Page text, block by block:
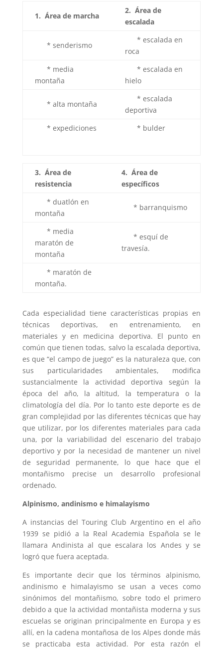
1. Área de marcha
2. Área de
escalada
* senderismo
* escalada en
roca
* media
montaña
* escalada en
hielo
* alta montaña
* escalada
deportiva
* expediciones
* bulder
3. Área de
resistencia
4. Área de
específicos
* duatlón en
montaña
* barranquismo
* media
maratón de
montaña
* esquí de
travesía.
* maratón de
montaña.
Cada especialidad tiene características propias en
técnicas deportivas, en entrenamiento, en
materiales y en medicina deportiva. El punto en
común que tienen todas, salvo la escalada deportiva,
es que “el campo de juego” es la naturaleza que, con
sus particularidades ambientales, modifica
sustancialmente la actividad deportiva según la
época del año, la altitud, la temperatura o la
climatología del día. Por lo tanto este deporte es de
gran complejidad por las diferentes técnicas que hay
que utilizar, por los diferentes materiales para cada
una, por la variabilidad del escenario del trabajo
deportivo y por la necesidad de mantener un nivel
de seguridad permanente, lo que hace que el
montañismo precise un desarrollo profesional
ordenado.
Alpinismo, andinismo e himalayismo
A instancias del Touring Club Argentino en el año
1939 se pidió a la Real Academia Española se le
llamara Andinista al que escalara los Andes y se
logró que fuera aceptada.
Es importante decir que los términos alpinismo,
andinismo e himalayismo se usan a veces como
sinónimos del montañismo, sobre todo el primero
debido a que la actividad montañista moderna y sus
escuelas se originan principalmente en Europa y es
allí, en la cadena montañosa de los Alpes donde más
se practicaba esta actividad. Por esta razón el